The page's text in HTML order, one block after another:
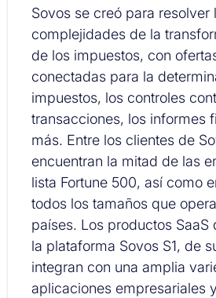
Sovos se creó para resolver
complejidades de la
de los impuestos, con
conectadas para la
impuestos, los controles
transacciones, los informes
más. Entre los clientes de
encuentran la mitad de las
lista Fortune 500, así como
todos los tamaños que
países. Los productos SaaS
la plataforma Sovos S1, de
integran con una amplia
aplicaciones empresariales